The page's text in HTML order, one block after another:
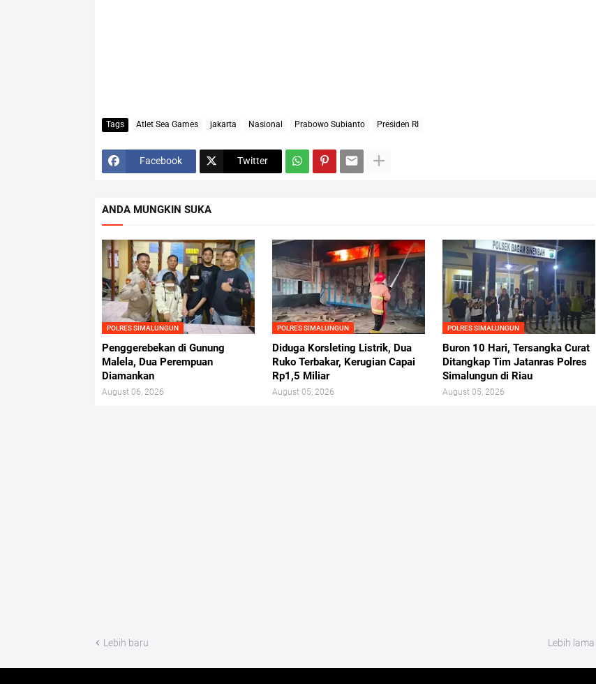
Tags Atlet Sea Games jakarta Nasional Prabowo Subianto Presiden RI
Facebook Twitter
ANDA MUNGKIN SUKA
POLRES SIMALUNGUN
Penggerebekan di Gunung
Malela, Dua Perempuan
Diamankan
August 06, 2026
POLRES SIMALUNGUN
Diduga Korsleting Listrik, Dua
Ruko Terbakar, Kerugian Capai
Rp1,5 Miliar
August 05, 2026
POLRES SIMALUNGUN
Buron 10 Hari, Tersangka Curat
Ditangkap Tim Jatanras Polres
Simalungun di Riau
August 05, 2026
Lebih baru Lebih lama